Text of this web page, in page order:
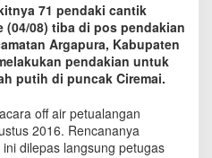
71 pendaki cantik
08) tiba di pos pendakian
Argapura, Kabupaten
pendakian untuk
putih di puncak Ciremai.
off air petualangan
2016. Rencananya
dilepas langsung petugas